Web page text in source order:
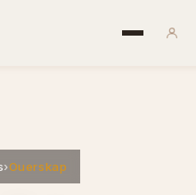
›Ouerskap